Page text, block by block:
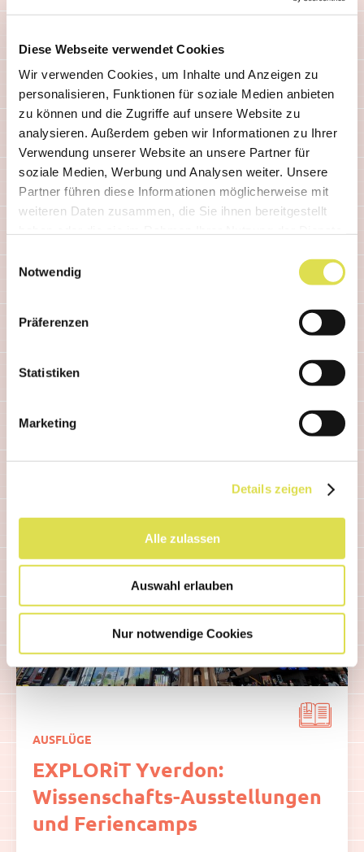
Diese Webseite verwendet Cookies
Wir verwenden Cookies, um Inhalte und Anzeigen zu
personalisieren, Funktionen für soziale Medien anbieten
zu können und die Zugriffe auf unsere Website zu
analysieren. Außerdem geben wir Informationen zu Ihrer
Verwendung unserer Website an unsere Partner für
soziale Medien, Werbung und Analysen weiter. Unsere
Partner führen diese Informationen möglicherweise mit
weiteren Daten zusammen, die Sie ihnen bereitgestellt
Notwendig
Präferenzen
Statistiken
Marketing
Details zeigen
Alle zulassen
Auswahl erlauben
Nur notwendige Cookies
tunBasel
Weiterlesen...
AUSFLÜGE
EXPLORiT Yverdon:
Wissenschafts-Ausstellungen
und Feriencamps